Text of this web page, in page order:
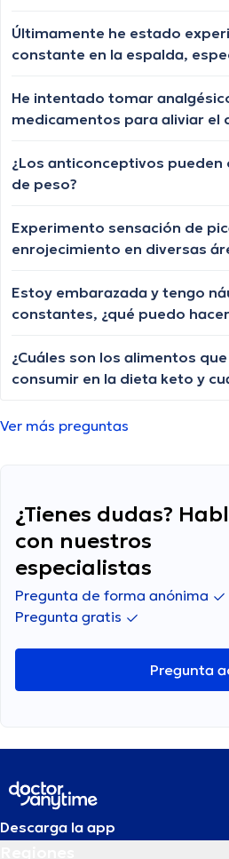
Últimamente he estado
constante en la espalda,
lesión reciente, ¿qué podría
este dolor y cómo puedo
He intentado tomar
medicamentos para aliviar el
dolor durante un episodio
¿Los anticonceptivos pueden
de peso?
Experimento sensación de
enrojecimiento en diversas
síntomas dermatológicos y
buscar tratamiento?
Estoy embarazada y tengo
constantes, ¿qué puedo
¿Cuáles son los alimentos
consumir en la dieta keto y
Ver más preguntas
¿Tienes dudas?
con nuestros
especialistas
Pregunta de forma anónima
Pregunta gratis
Pregunta
Descarga la app